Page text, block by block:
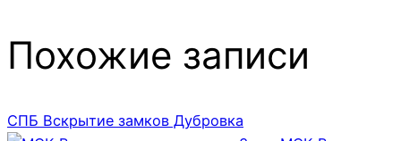
Похожие записи
СПБ Вскрытие замков Дубровка